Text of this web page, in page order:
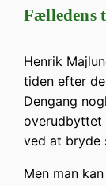
Fælledens
Henrik
tiden efter
Dengang
overudbyttet
ved at bryde
Men man